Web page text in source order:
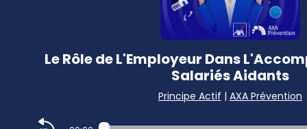
Le Rôle de L'Employeur Dans
Salariés Aidants
Principe Actif | AXA Prévention